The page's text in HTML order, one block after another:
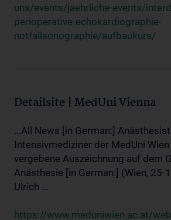
uns/events/jaehrliche-events/
perioperative-echokardiographie-
notfallsonographie/aufbaukurs/
Detailsite | MedUni Vienna
...All News [in German:] Anästhesist
Intensivmediziner der MedUni
vergebene Auszeichnung auf dem
Anästhesie [in German:] (Wien, 25-
Ulrich ...
https://www.meduniwien.ac.at/